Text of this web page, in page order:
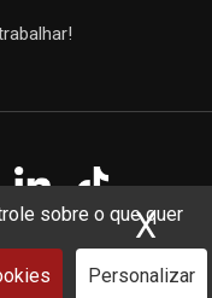
sobre o que quer
Personalizar
X
Développement